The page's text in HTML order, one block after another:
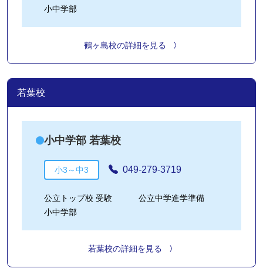
小中学部
鶴ヶ島校の詳細を見る
若葉校
小中学部 若葉校
小3～中3 049-279-3719
公立トップ校 受験
公立中学進学準備
小中学部
若葉校の詳細を見る